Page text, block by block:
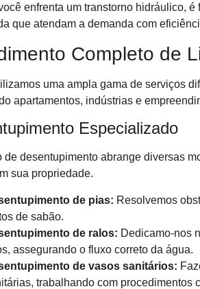
enfrenta um transtorno hidráulico,
que atendam a demanda com
Completo de
uma ampla gama de serviços
apartamentos, indústrias e
Especializado
de desentupimento abrange diversas
sua propriedade.
de pias: Resolvemos
de sabão.
de ralos: Dedicamo-nos
assegurando o fluxo correto da água.
de vasos sanitários:
trabalhando com procedimentos